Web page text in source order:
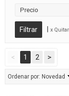
Precio
| x
< 1 2 >
Ordenar por: Novedad